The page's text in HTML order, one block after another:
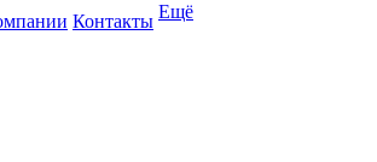
Контакты Ещё